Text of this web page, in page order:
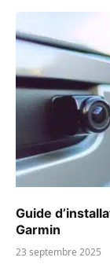
Guide
Garmin
23 septembre 2025